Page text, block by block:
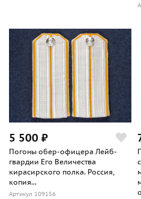
5 500 ₽
Погоны обер-офицера Лейб-
гвардии Его Величества
кирасирского полка. Россия,
копия...
Артикул 109156